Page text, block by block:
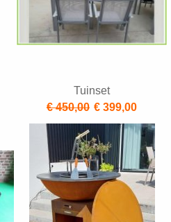
Tuinset
€ 450,00 € 399,00